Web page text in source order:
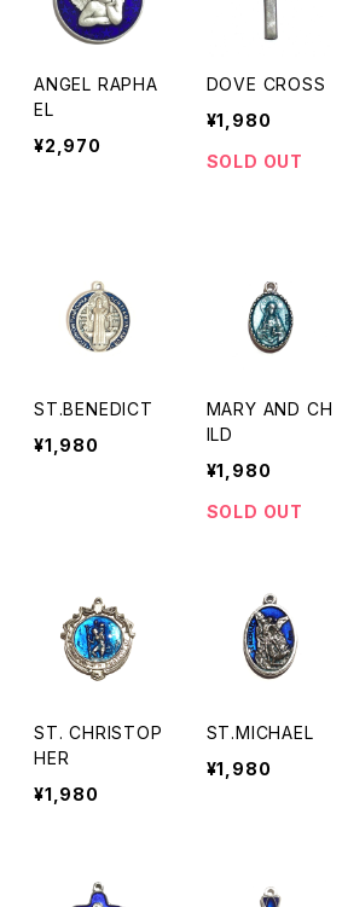
ANGEL RAPHA
EL
¥2,970
DOVE CROSS
¥1,980
SOLD OUT
ST.BENEDICT
¥1,980
MARY AND CH
ILD
¥1,980
SOLD OUT
ST. CHRISTOP
HER
¥1,980
ST.MICHAEL
¥1,980